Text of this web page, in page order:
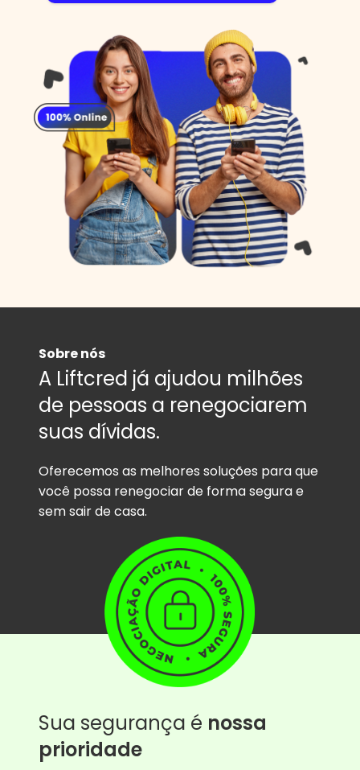
Sobre nós
A Liftcred já ajudou milhões
de pessoas a renegociarem
suas dívidas.
Oferecemos as melhores soluções para que
você possa renegociar de forma segura e
sem sair de casa.
Sua segurança é nossa
prioridade